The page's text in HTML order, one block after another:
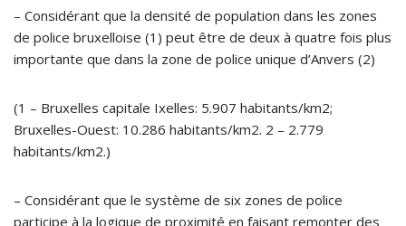
– Considérant que la densité de population dans les zones
de police bruxelloise (1) peut être de deux à quatre fois plus
importante que dans la zone de police unique d’Anvers (2)
(1 – Bruxelles capitale Ixelles: 5.907 habitants/km2;
Bruxelles-Ouest: 10.286 habitants/km2. 2 – 2.779
habitants/km2.)
– Considérant que le système de six zones de police
participe à la logique de proximité en faisant remonter des